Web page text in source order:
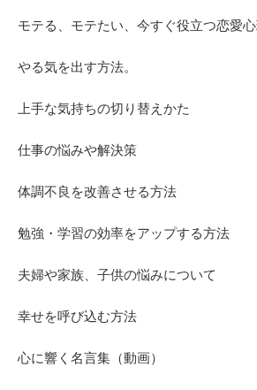
モテる、モテたい、今すぐ役立つ恋愛
やる気を出す方法。
上手な気持ちの切り替えかた
仕事の悩みや解決策
体調不良を改善させる方法
勉強・学習の効率をアップする方法
夫婦や家族、子供の悩みについて
幸せを呼び込む方法
心に響く名言集（動画）